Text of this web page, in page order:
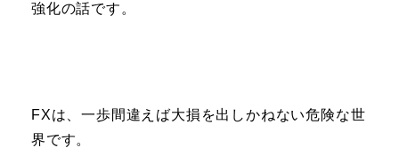
強化の話です。
FXは、一歩間違えば大損を出しかねない危険な世
界です。